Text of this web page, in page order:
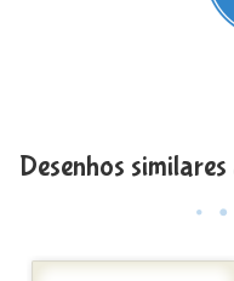
Desenhos